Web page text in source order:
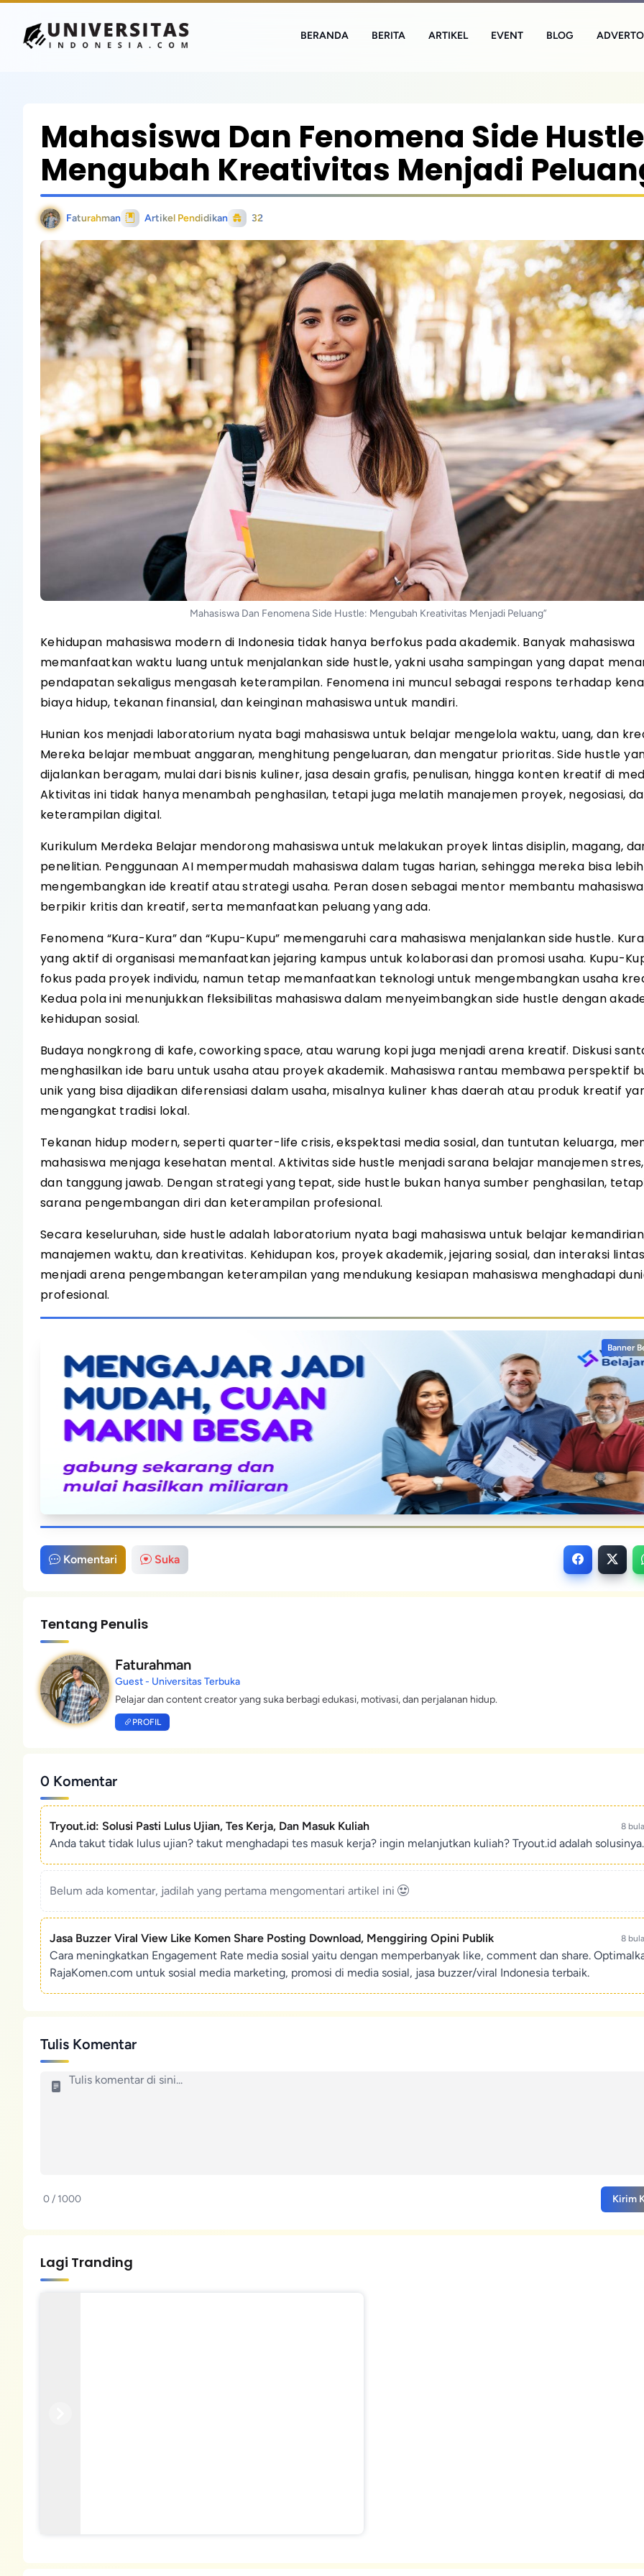
BERANDA BERITA ARTIKEL EVENT BLOG
Mahasiswa Dan Fenomena Side
Mengubah Kreativitas Menjadi
Faturahman Artikel Pendidikan 32
Mahasiswa Dan Fenomena Side Hustle: Mengubah Kreativitas Menjadi Peluang”
Kehidupan mahasiswa modern di Indonesia tidak hanya berfokus pada akademik. Banyak mahasiswa
memanfaatkan waktu luang untuk menjalankan side hustle, yakni usaha sampingan yang dapat
pendapatan sekaligus mengasah keterampilan. Fenomena ini muncul sebagai respons terhadap
biaya hidup, tekanan finansial, dan keinginan mahasiswa untuk mandiri.
Hunian kos menjadi laboratorium nyata bagi mahasiswa untuk belajar mengelola waktu, uang, dan
Mereka belajar membuat anggaran, menghitung pengeluaran, dan mengatur prioritas. Side hustle
dijalankan beragam, mulai dari bisnis kuliner, jasa desain grafis, penulisan, hingga konten kreatif di
Aktivitas ini tidak hanya menambah penghasilan, tetapi juga melatih manajemen proyek, negosiasi,
keterampilan digital.
Kurikulum Merdeka Belajar mendorong mahasiswa untuk melakukan proyek lintas disiplin, magang,
penelitian. Penggunaan AI mempermudah mahasiswa dalam tugas harian, sehingga mereka bisa
mengembangkan ide kreatif atau strategi usaha. Peran dosen sebagai mentor membantu
berpikir kritis dan kreatif, serta memanfaatkan peluang yang ada.
Fenomena “Kura-Kura” dan “Kupu-Kupu” memengaruhi cara mahasiswa menjalankan side hustle.
yang aktif di organisasi memanfaatkan jejaring kampus untuk kolaborasi dan promosi usaha. Kupu-
fokus pada proyek individu, namun tetap memanfaatkan teknologi untuk mengembangkan usaha
Kedua pola ini menunjukkan fleksibilitas mahasiswa dalam menyeimbangkan side hustle dengan
kehidupan sosial.
Budaya nongkrong di kafe, coworking space, atau warung kopi juga menjadi arena kreatif. Diskusi
menghasilkan ide baru untuk usaha atau proyek akademik. Mahasiswa rantau membawa perspektif
unik yang bisa dijadikan diferensiasi dalam usaha, misalnya kuliner khas daerah atau produk kreatif
mengangkat tradisi lokal.
Tekanan hidup modern, seperti quarter-life crisis, ekspektasi media sosial, dan tuntutan keluarga,
mahasiswa menjaga kesehatan mental. Aktivitas side hustle menjadi sarana belajar manajemen
dan tanggung jawab. Dengan strategi yang tepat, side hustle bukan hanya sumber penghasilan,
sarana pengembangan diri dan keterampilan profesional.
Secara keseluruhan, side hustle adalah laboratorium nyata bagi mahasiswa untuk belajar
manajemen waktu, dan kreativitas. Kehidupan kos, proyek akademik, jejaring sosial, dan interaksi
menjadi arena pengembangan keterampilan yang mendukung kesiapan mahasiswa menghadapi
profesional.
Banner
Komentari Suka
Tentang Penulis
Faturahman
Guest - Universitas Terbuka
Pelajar dan content creator yang suka berbagi edukasi, motivasi, dan perjalanan hidup.
PROFIL
0 Komentar
Tryout.id: Solusi Pasti Lulus Ujian, Tes Kerja, Dan Masuk Kuliah 8
Anda takut tidak lulus ujian? takut menghadapi tes masuk kerja? ingin melanjutkan kuliah? Tryout.id adalah solusinya.
Belum ada komentar, jadilah yang pertama mengomentari artikel ini
Jasa Buzzer Viral View Like Komen Share Posting Download, Menggiring Opini Publik 8
Cara meningkatkan Engagement Rate media sosial yaitu dengan memperbanyak like, comment dan share.
RajaKomen.com untuk sosial media marketing, promosi di media sosial, jasa buzzer/viral Indonesia terbaik.
Tulis Komentar
0 / 1000 Kirim
Lagi Tranding